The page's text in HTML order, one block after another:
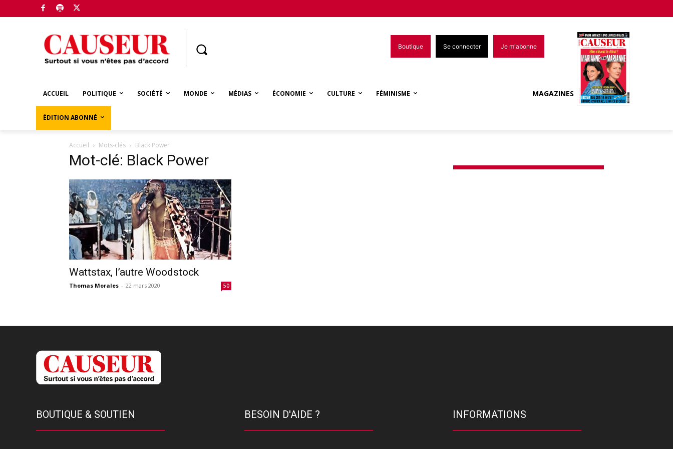
Boutique Se connecter Je m'abonne
ACCUEIL POLITIQUE SOCIÉTÉ MONDE MÉDIAS ÉCONOMIE CULTURE FÉMINISME
ÉDITION ABONNÉ
MAGAZINES
Accueil Mots-clés Black Power
Mot-clé: Black Power
Wattstax, l’autre Woodstock
Thomas Morales - 22 mars 2020 50
BOUTIQUE & SOUTIEN BESOIN D'AIDE ? INFORMATIONS